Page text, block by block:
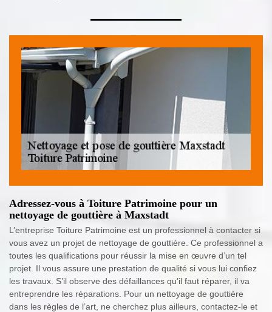
Adressez-vous à Toiture Patrimoine pour un
nettoyage de gouttière à Maxstadt
L’entreprise Toiture Patrimoine est un professionnel à contacter si
vous avez un projet de nettoyage de gouttière. Ce professionnel a
toutes les qualifications pour réussir la mise en œuvre d’un tel
projet. Il vous assure une prestation de qualité si vous lui confiez
les travaux. S’il observe des défaillances qu’il faut réparer, il va
entreprendre les réparations. Pour un nettoyage de gouttière
dans les règles de l’art, ne cherchez plus ailleurs, contactez-le et